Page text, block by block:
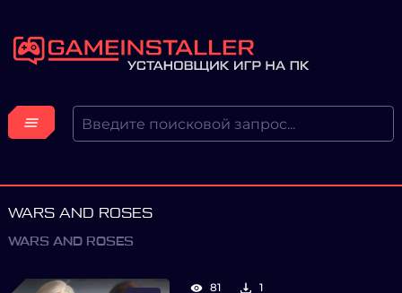
WARS AND ROSES
WARS AND ROSES
81 1